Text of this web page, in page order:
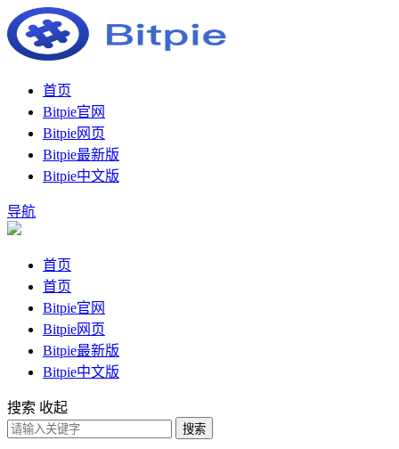
首页
Bitpie官网
Bitpie网页
Bitpie最新版
Bitpie中文版
导航
首页
首页
Bitpie官网
Bitpie网页
Bitpie最新版
Bitpie中文版
搜索 收起
搜索